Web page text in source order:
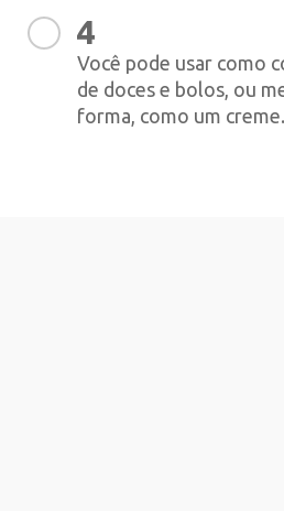
4
Você pode usar como
de doces e bolos, ou
forma, como um creme.